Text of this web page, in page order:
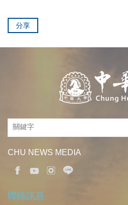
分享
CHU NEWS MEDIA
聯絡訊息